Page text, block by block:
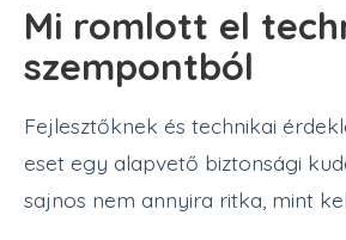
Mi romlott el
szempontból
Fejlesztőknek és technikai
eset egy alapvető biztonsági
sajnos nem annyira ritka, mint